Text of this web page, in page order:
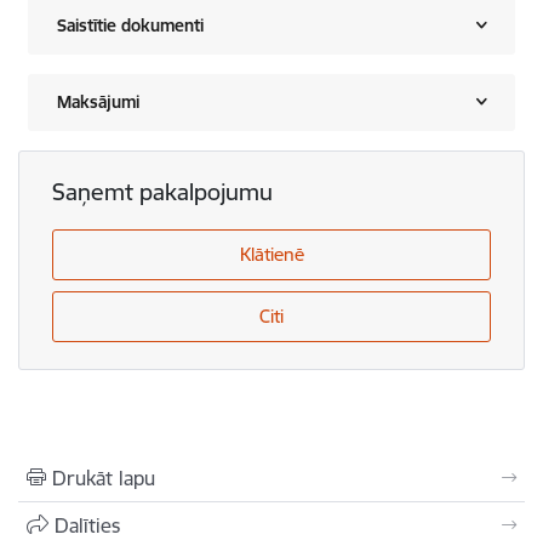
Saistītie dokumenti
Maksājumi
Saņemt pakalpojumu
Klātienē
Citi
Drukāt lapu
Dalīties